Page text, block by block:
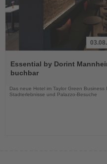
Sie
die
Essential by Dorint
buchbar
Das neue Hotel im Taylor Green Business
Stadterlebnisse und Palazzo-Besuche